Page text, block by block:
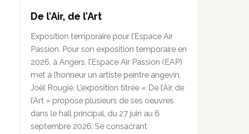
De l’Air, de l’Art
Exposition temporaire pour l’Espace Air
Passion. Pour son exposition temporaire en
2026, à Angers, l’Espace Air Passion (EAP)
met à l’honneur un artiste peintre angevin,
Joël Rougié. L’exposition titrée « De l’Air, de
l’Art » propose plusieurs de ses oeuvres
dans le hall principal, du 27 juin au 6
septembre 2026. Se consacrant